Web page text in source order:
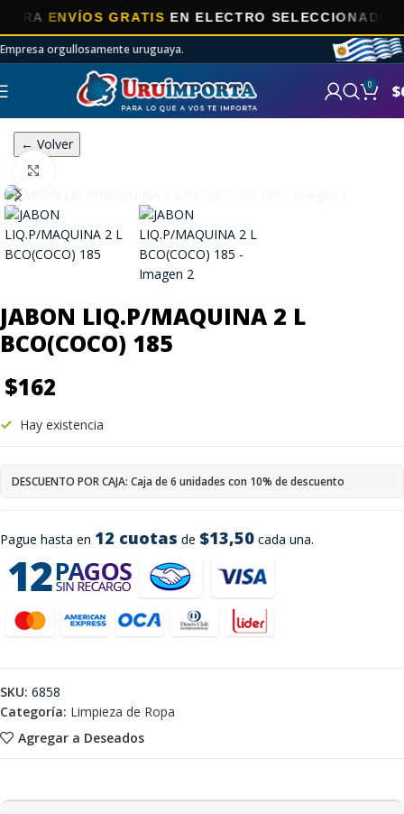
ENVÍOS GRATISEN ELECTRO SELECCIONADOS!
Empresa orgullosamente uruguaya.
0 $
← Volver
JABON LIQ.P/MAQUINA 2 L
BCO(COCO) 185
$162
Pague hasta en 12 cuotas de $13,50 cada una.
Hay existencia
DESCUENTO POR CAJA: Caja de 6 unidades con 10% de descuento
Agregar a Deseados
SKU: 6858
Categoría: Limpieza de Ropa